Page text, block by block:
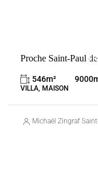
Proche Saint-Paul
546m² 9000
VILLA, MAISON
Michaël Zingraf